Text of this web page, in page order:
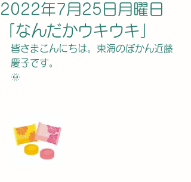
2022年7月25日月曜日
「なんだかウキウキ」
皆さまこんにちは。東海のぼかん近藤
慶子です。
🌞